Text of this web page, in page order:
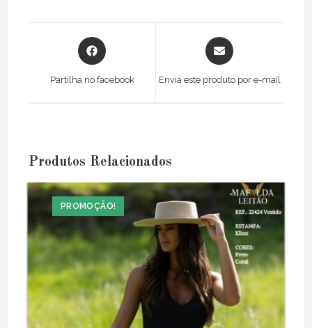
Opens
in
Partilha no facebook
Opens
in
Envia este produto por e-mail
Produtos Relacionados
PROMOÇÃO!